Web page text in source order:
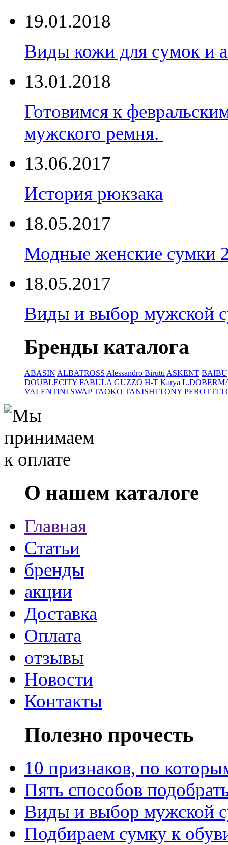
19.01.2018
Виды кожи для сумок и
13.01.2018
Готовимся к
мужского ремня.
13.06.2017
История рюкзака
18.05.2017
Модные женские сумки
18.05.2017
Виды и выбор мужской
Бренды каталога
ABASIN ALBATROSS Alessandro BiruttiASKENT BAIBU
DOUBLECITY FABULA GUZZO H-T Karya
VALENTINI SWAP TAOKO TANISHI TONY PEROTTI
О нашем каталоге
Главная
Статьи
бренды
акции
Доставка
Оплата
отзывы
Новости
Контакты
Полезно прочесть
10 признаков, по
Пять способов
Виды и выбор мужской
Подбираем сумку к